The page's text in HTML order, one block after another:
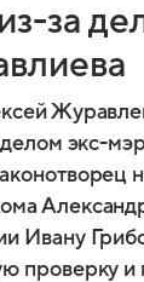
за
делом экс-
Ивану
проверку и